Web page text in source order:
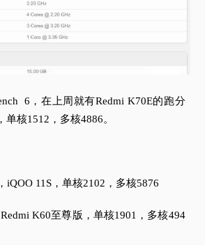
6，在上周就有Redmi K70E的跑分
单核1512，多核4886。
，iQOO 11S，单核2102，多核5876
Redmi K60至尊版，单核1901，多核494